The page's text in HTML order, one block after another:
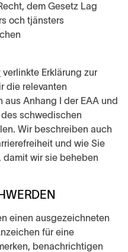
dem Gesetz Lag
och tjänsters
verlinkte Erklärung zur
die relevanten
aus Anhang I der EAA und
schwedischen
Wir beschreiben auch
und wie Sie
damit wir sie beheben
einen ausgezeichneten
für eine
benachrichtigen